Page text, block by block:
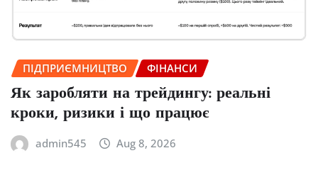
ПІДПРИЄМНИЦТВО ФІНАНСИ
Як заробляти на трейдингу: реальні
кроки, ризики і що працює
admin545 Aug 8, 2026